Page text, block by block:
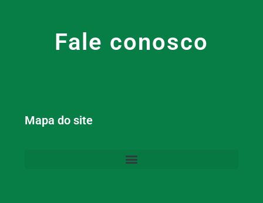
Fale conosco
Mapa do site